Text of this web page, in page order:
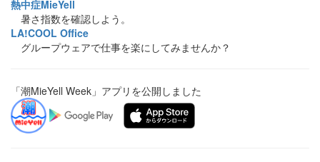
熱中症MieYell
暑さ指数を確認しよう。
LA!COOL Office
グループウェアで仕事を楽にしてみませんか？
「潮MieYell Week」アプリを公開しました